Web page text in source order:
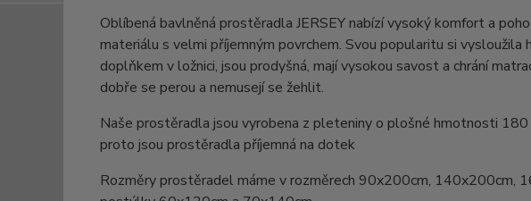
Oblíbená bavlněná prostěradla JERSEY nabízí vysoký komfort a
materiálu s velmi příjemným povrchem. Svou popularitu si
doplňkem v ložnici, jsou prodyšná, mají vysokou savost a chrání
dobře se perou a nemusejí se žehlit.
Naše prostěradla jsou vyrobena z pleteniny o plošné hmotnosti
proto jsou prostěradla příjemná na dotek
Rozměry prostěradel máme v rozměrech 90x200cm,